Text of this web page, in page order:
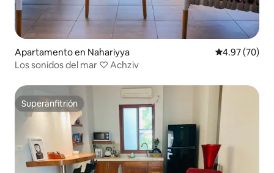
Apartamento en Nahariyya Calificación
4.97 (70)
Los sonidos del mar ♡ Achziv
Superanfitrión
Superanfitrión